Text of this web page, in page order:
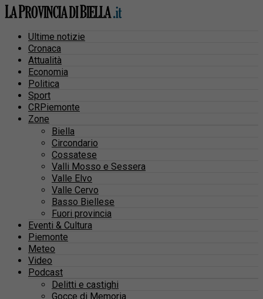
Ultime notizie
Cronaca
Attualità
Economia
Politica
Sport
CRPiemonte
Zone
Biella
Circondario
Cossatese
Valli Mosso e Sessera
Valle Elvo
Valle Cervo
Basso Biellese
Fuori provincia
Eventi & Cultura
Piemonte
Meteo
Video
Podcast
Delitti e castighi
Gocce di Memoria